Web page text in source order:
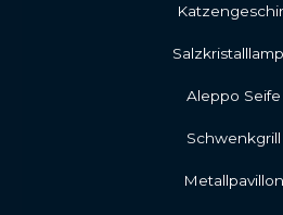
Aleppo Seife
Schwenkgrill
Metallpavillon